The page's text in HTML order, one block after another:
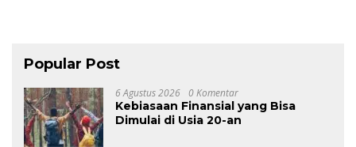
Popular Post
6 Agustus 2026 0 Komentar
Kebiasaan Finansial yang Bisa
Dimulai di Usia 20-an